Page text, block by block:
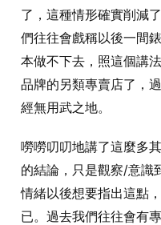
了，這種情形確實削減
們往往會戲稱以後一間
本做不下去，照這個講
品牌的另類專賣店了，
經無用武之地。
嘮嘮叨叨地講了這麼多
的結論，只是觀察/意識
情緒以後想要指出這點
已。過去我們往往會有